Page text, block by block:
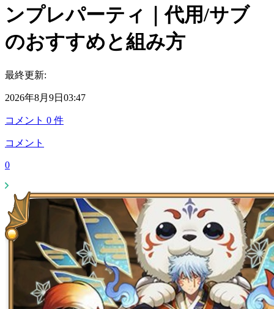
ンプレパーティ｜代用/サブ
のおすすめと組み方
最終更新:
2026年8月9日03:47
コメント 0 件
コメント
0